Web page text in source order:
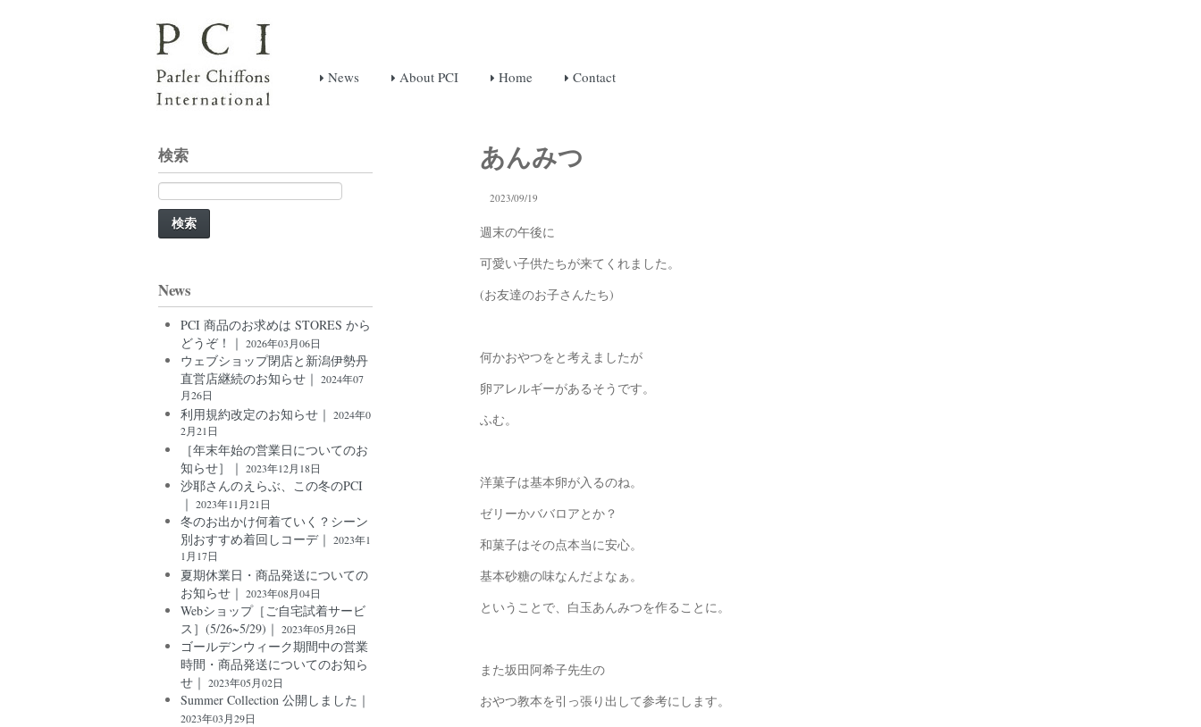
News About PCI Home Contact
あんみつ
2023/09/19
週末の午後に
可愛い子供たちが来てくれました。
(お友達のお子さんたち)
何かおやつをと考えましたが
卵アレルギーがあるそうです。
ふむ。
洋菓子は基本卵が入るのね。
ゼリーかババロアとか？
和菓子はその点本当に安心。
基本砂糖の味なんだよなぁ。
ということで、白玉あんみつを作ることに。
また坂田阿希子先生の
おやつ教本を引っ張り出して参考にします。
検索
検
索:
News
PCI 商品のお求めは STORES から
どうぞ！｜ 2026年03月06日
ウェブショップ閉店と新潟伊勢丹
直営店継続のお知らせ｜ 2024年07
月26日
利用規約改定のお知らせ｜ 2024年0
2月21日
［年末年始の営業日についてのお
知らせ］｜ 2023年12月18日
沙耶さんのえらぶ、この冬のPCI
｜ 2023年11月21日
冬のお出かけ何着ていく？シーン
別おすすめ着回しコーデ｜ 2023年1
1月17日
夏期休業日・商品発送についての
お知らせ｜ 2023年08月04日
Webショップ［ご自宅試着サービ
ス］(5/26~5/29)｜ 2023年05月26日
ゴールデンウィーク期間中の営業
時間・商品発送についてのお知ら
せ｜ 2023年05月02日
Summer Collection 公開しました｜
2023年03月29日